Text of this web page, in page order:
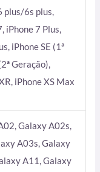
plus/6s plus,
iPhone 7 Plus,
iPhone SE (1ª
Geração),
iPhone XS Max
Galaxy A02s,
A03s, Galaxy
A11, Galaxy